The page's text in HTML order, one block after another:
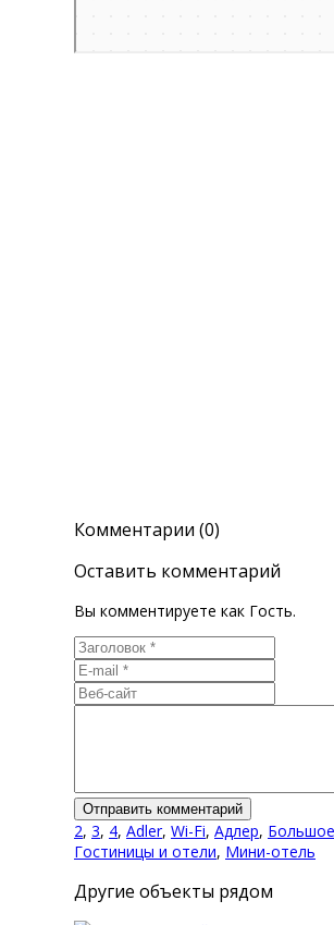
Комментарии (0)
Оставить комментарий
Вы комментируете как Гость.
2, 3, 4, Adler, Wi-Fi, Адлер,
Гостиницы и отели, Мини-отель
Другие объекты рядом